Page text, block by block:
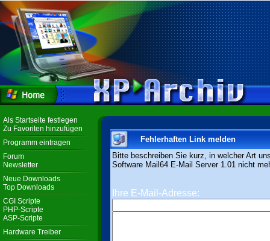
Als Startseite festlegen
Zu Favoriten hinzufügen
Programm eintragen
Forum
Newsletter
Neue Downloads
Top Downloads
CGI Scripte
PHP-Scripte
ASP-Scripte
Hardware Treiber
Fehlerhaften Link melden
Bitte beschreiben Sie kurz, in welcher Art
Software Mail64 E-Mail Server 1.01 nicht
Ihre E-Mail-Adresse: